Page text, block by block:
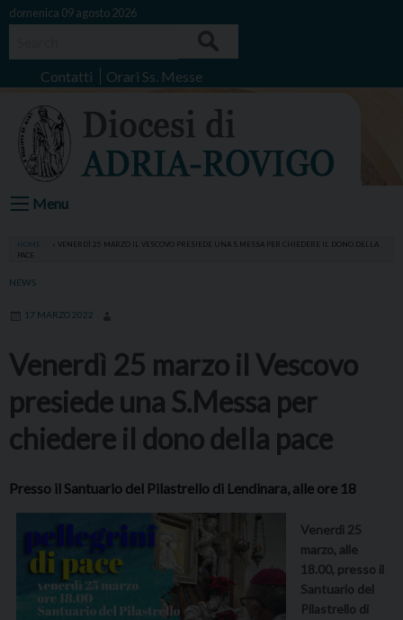
Skip
domenica 09 agosto 2026
Contatti Orari Ss. Messe
Menu
HOME
VENERDÌ 25 MARZO IL VESCOVO PRESIEDE UNA S.MESSA PER CHIEDERE IL DONO DELLA
PACE
NEWS
17 MARZO 2022
Venerdì 25 marzo il Vescovo
presiede una S.Messa per
chiedere il dono della pace
Presso il Santuario del Pilastrello di Lendinara, alle ore 18
Venerdì 25
marzo, alle
18.00, presso il
Santuario del
Pilastrello di